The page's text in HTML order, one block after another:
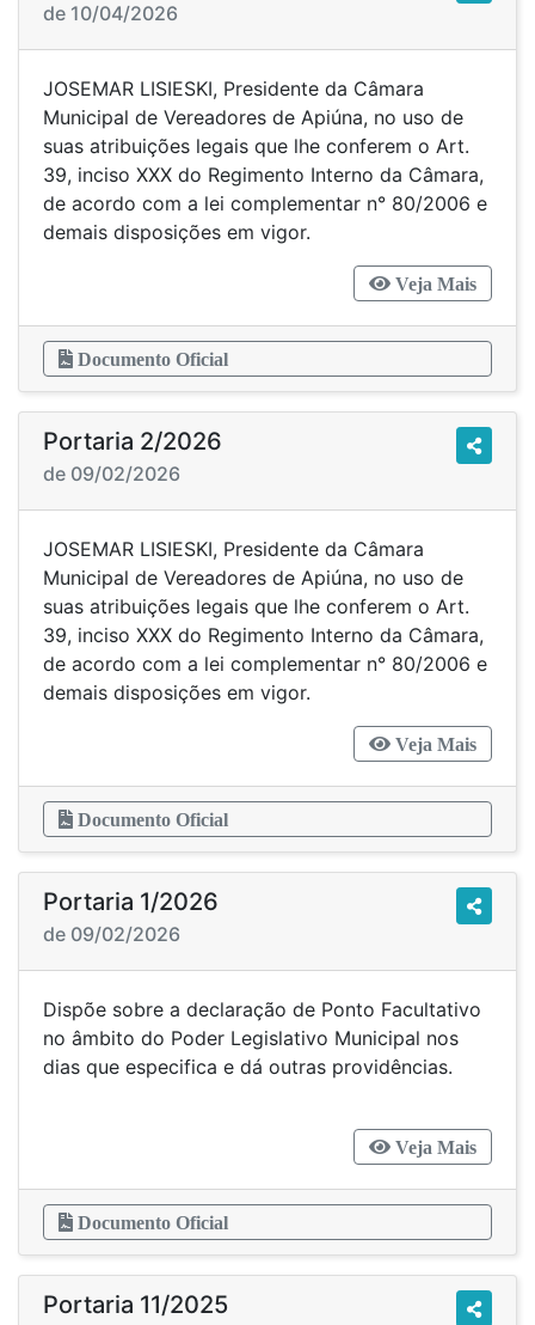
de 10/04/2026
JOSEMAR LISIESKI, Presidente da Câmara
Municipal de Vereadores de Apiúna, no uso de
suas atribuições legais que lhe conferem o Art.
39, inciso XXX do Regimento Interno da Câmara,
de acordo com a lei complementar n° 80/2006 e
demais disposições em vigor.
Veja Mais
Documento Oficial
Portaria 2/2026
de 09/02/2026
JOSEMAR LISIESKI, Presidente da Câmara
Municipal de Vereadores de Apiúna, no uso de
suas atribuições legais que lhe conferem o Art.
39, inciso XXX do Regimento Interno da Câmara,
de acordo com a lei complementar n° 80/2006 e
demais disposições em vigor.
Veja Mais
Documento Oficial
Portaria 1/2026
de 09/02/2026
Dispõe sobre a declaração de Ponto Facultativo
no âmbito do Poder Legislativo Municipal nos
dias que especifica e dá outras providências.
Veja Mais
Documento Oficial
Portaria 11/2025